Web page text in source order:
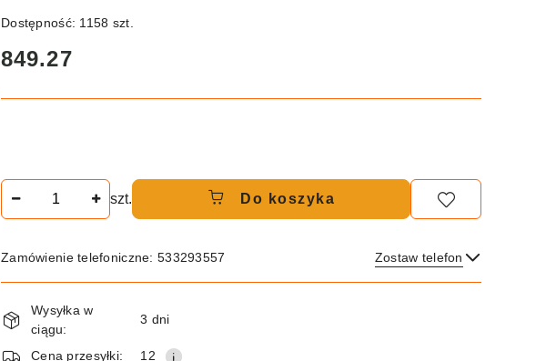
Dostępność: 1158 szt.
cena:
849.27
szt. Do koszyka
Zamówienie telefoniczne: 533293557 Zostaw telefon
Wyślij
Dostępność
i
Wysyłka w
ciągu:
3 dni
Cena przesyłki: 12